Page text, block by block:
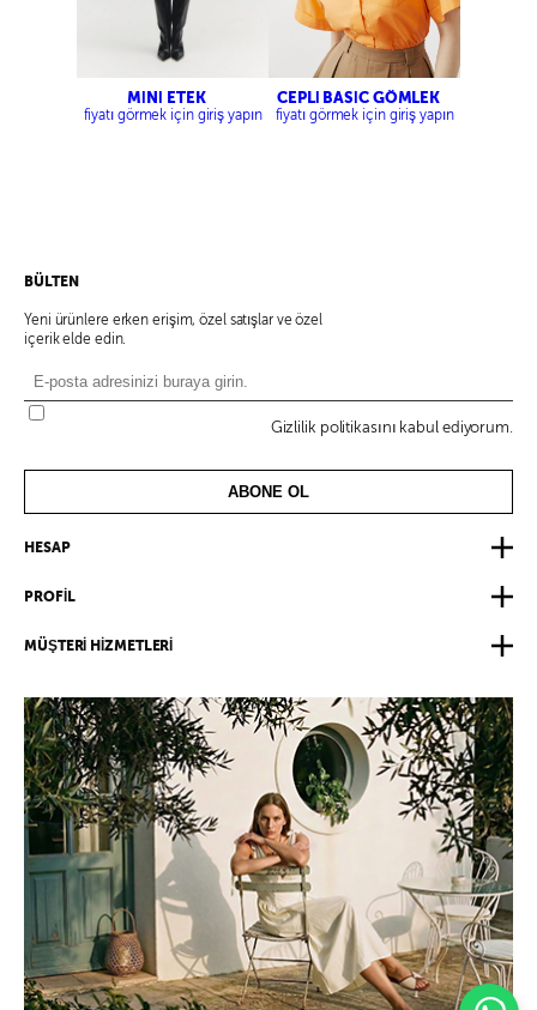
MİNİ ETEK
fiyatı görmek için giriş yapın
CEPLİ BASİC GÖMLEK
fiyatı görmek için giriş yapın
BÜLTEN
Yeni ürünlere erken erişim, özel satışlar ve özel
içerik elde edin.
Gizlilik politikasını kabul ediyorum.
ABONE OL
HESAP
PROFİL
MÜŞTERİ HİZMETLERİ